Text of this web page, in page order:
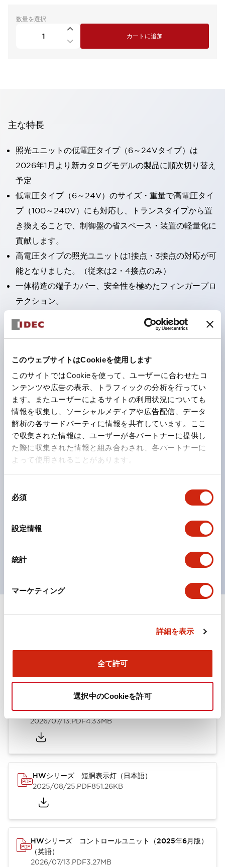
このウェブサイトはCookieを使用します
このサイトではCookieを使って、ユーザーに合わせたコ
ンテンツや広告の表示、トラフィックの分析を行ってい
ます。またユーザーによるサイトの利用状況についても
情報を収集し、ソーシャルメディアや広告配信、データ
解析の各サードパーティに情報を共有しています。ここ
で収集された情報は、ユーザーが各パートナーに提供し
た際に収集された情報と組み合わされ、各パートナーに
よって使用されることがあります。
必須
設定情報
統計
マーケティング
詳細を表示
全て許可
選択中のCookieを許可
数量を選択
カートに追加
主な特長
照光ユニットの低電圧タイプ（6～24Vタイプ）は
2026年1月より新カタログモデルの製品に順次切り替え
予定
低電圧タイプ（6～24V）のサイズ・重量で高電圧タイ
プ（100～240V）にも対応し、トランスタイプから置
き換えることで、制御盤の省スペース・装置の軽量化に
貢献します。
高電圧タイプの照光ユニットは1接点・3接点の対応が可
能となりました。（従来は2・4接点のみ）
一体構造の端子カバー、安全性を極めたフィンガープロ
テクション。
接点部をセルフクリーニングするローリング接触方式を
採用。
護構造：IP65。（ただし2点押ボタンスイッチは
IP40）
2つの独立した動作の押ボタンスイッチと表示灯の3つ
の機能を1つのスイッチで可能にした2点押ボタンスイッ
チも完備。
ワールドワイドなニーズに対応する各種電圧を完備。
1つで6色の役をこなすLED球（LSRD球）。これまで色
ごとに分かれていたLED球を、1色のLED球で各色を表
カラーユニバーサルデザインに対応。表示灯（角平形）
対応。
現がより明確・鮮明で、より多くの方が識別可能に。
CAD 規格・認証
HWシリーズ コントロールユニット（2025年6月版）
（日本語）
2026/07/13.PDF4.33MB
HWシリーズ 短胴表示灯（日本語）
2025/08/25.PDF851.26KB
HWシリーズ コントロールユニット（2025年6月版）
（英語）
2026/07/13.PDF3.27MB